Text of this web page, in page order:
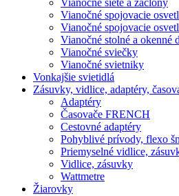
Vianočné siete a záclony
Vianočné spojovacie
Vianočné spojovacie
Vianočné stolné a okenné
Vianočné sviečky
Vianočné svietniky
Vonkajšie svietidlá
Zásuvky, vidlice, adaptéry,
Adaptéry
Časovače FRENCH
Cestovné adaptéry
Pohyblivé prívody, flexo
Priemyselné vidlice,
Vidlice, zásuvky
Wattmetre
Žiarovky